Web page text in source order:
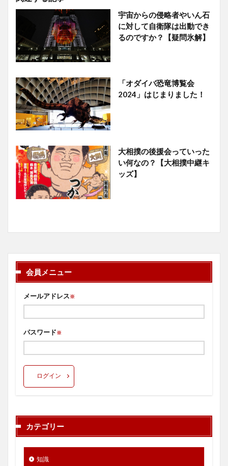
宇宙からの侵略者やいん石
に対して自衛隊は出動でき
るのですか？【疑問氷解】
「オダイバ恐竜博覧会
2024」はじまりました！
大相撲の後援会っていった
い何なの？【大相撲中継キ
ッズ】
会員メニュー
メールアドレス※
パスワード※
ログイン
カテゴリー
知識